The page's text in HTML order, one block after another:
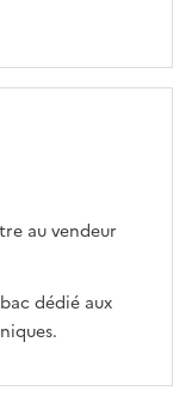
au vendeur
dédié aux